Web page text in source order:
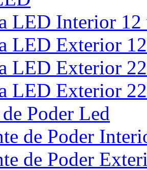
LED Interior
LED Exterior
LED Exterior
LED Exterior
Poder Led
de Poder
de Poder